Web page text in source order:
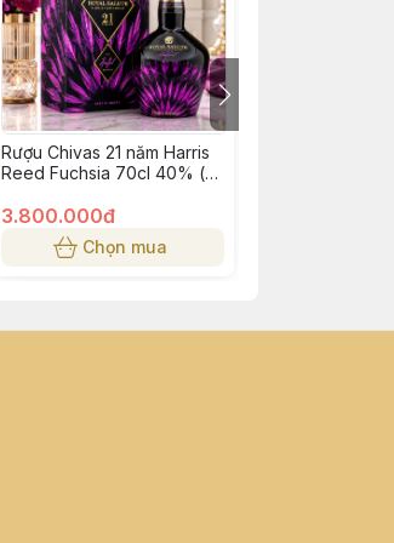
Rượu Chivas 21 năm Harris
Reed Fuchsia 70cl 40% (
3.800.000đ
Chọn mua